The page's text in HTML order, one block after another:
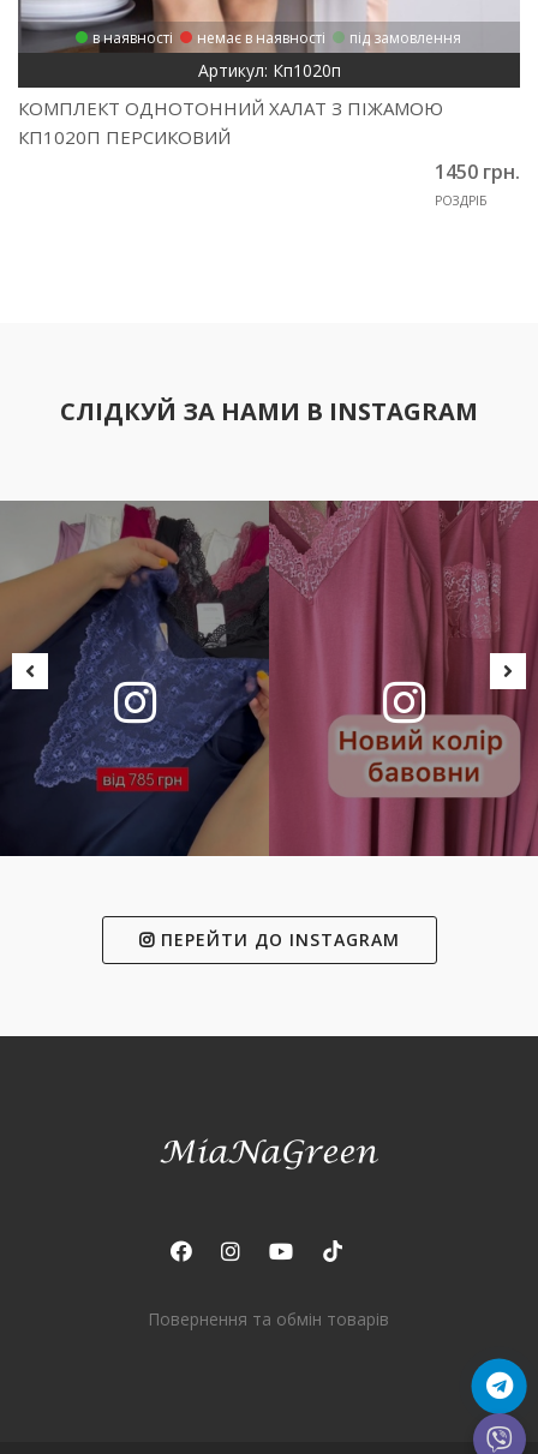
в наявності немає в наявності під замовлення
Артикул: Кп1020п
КОМПЛЕКТ ОДНОТОННИЙ ХАЛАТ З ПІЖАМОЮ
КП1020П ПЕРСИКОВИЙ
1450 грн.
РОЗДРІБ
СЛІДКУЙ ЗА НАМИ В INSTAGRAM
ПЕРЕЙТИ ДО INSTAGRAM
Повернення та обмін товарів